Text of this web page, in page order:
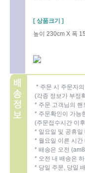
[ 상품크기 ]
높이 230cm X 폭
* 주문 시 주문자
(각종 정보가 부정
* 주문 고객님의
* 주문확인이 가능
(주문접수시간 이
* 일요일 및 공휴일
* 월요일 이른 시
* 배송은 오전
* 오전 내 배송은
* 당일 주문, 당일